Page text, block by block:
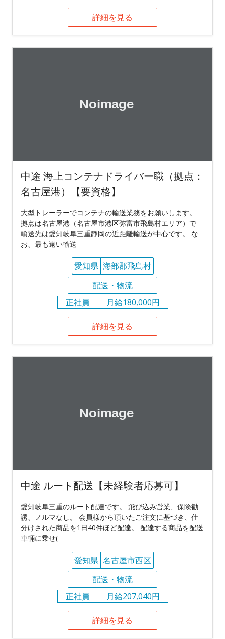
詳細を見る
中途 海上コンテナドライバー職（拠点：
名古屋港）【要資格】
大型トレーラーでコンテナの輸送業務をお願いします。
拠点は名古屋港（名古屋市港区弥富市飛島村エリア）で
輸送先は愛知岐阜三重静岡の近距離輸送が中心です。 な
お、最も遠い輸送
愛知県 海部郡飛島村
配送・物流
正社員
月給180,000円
詳細を見る
中途 ルート配送【未経験者応募可】
愛知岐阜三重のルート配達です。 飛び込み営業、保険勧
誘、ノルマなし。 会員様から頂いたご注文に基づき、仕
分けされた商品を1日40件ほど配達。 配達する商品を配送
車輛に乗せ(
愛知県 名古屋市西区
配送・物流
正社員
月給207,040円
詳細を見る